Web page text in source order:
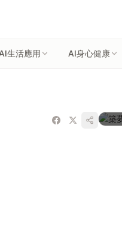
生活應用 AI身心健康